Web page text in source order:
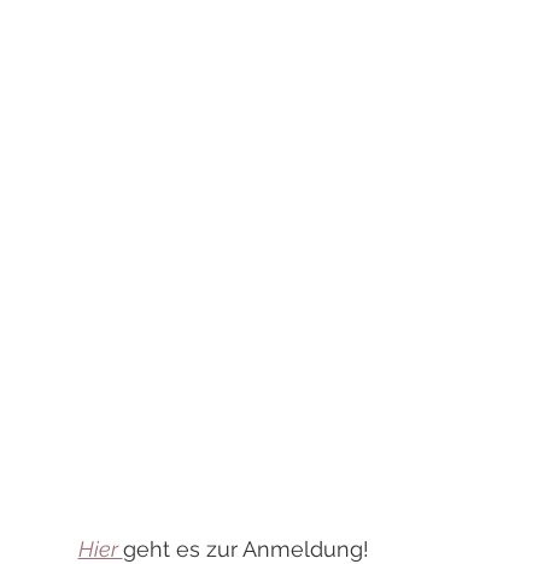
Hier geht es zur Anmeldung!